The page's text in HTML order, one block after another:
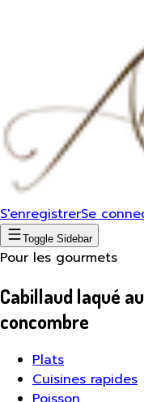
S'enregistrerSe
Toggle Sidebar
Pour les gourmets
Cabillaud laqué
concombre
Plats
Cuisines rapides